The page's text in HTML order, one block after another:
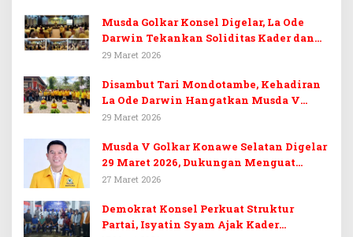
Musda Golkar Konsel Digelar, La Ode
Darwin Tekankan Soliditas Kader dan
Target 14 Kursi DPRD Konawe Selatan
29 Maret 2026
Disambut Tari Mondotambe, Kehadiran
La Ode Darwin Hangatkan Musda V
Golkar Konsel
29 Maret 2026
Musda V Golkar Konawe Selatan Digelar
29 Maret 2026, Dukungan Menguat
untuk Irham Kalenggo
27 Maret 2026
Demokrat Konsel Perkuat Struktur
Partai, Isyatin Syam Ajak Kader